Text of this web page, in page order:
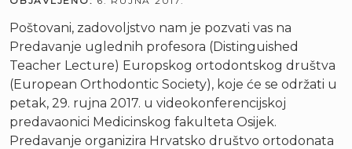
Poštovani, zadovoljstvo nam je pozvati vas na
Predavanje uglednih profesora (Distinguished
Teacher Lecture) Europskog ortodontskog društva
(European Orthodontic Society), koje će se održati u
petak, 29. rujna 2017. u videokonferencijskoj
predavaonici Medicinskog fakulteta Osijek.
Predavanje organizira Hrvatsko društvo ortodonata